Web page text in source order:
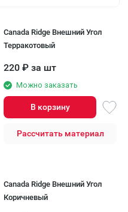
Canada Ridge Внешний Угол
Терракотовый
220 ₽ за шт
Можно заказать
В корзину
Рассчитать материал
Canada Ridge Внешний Угол
Коричневый